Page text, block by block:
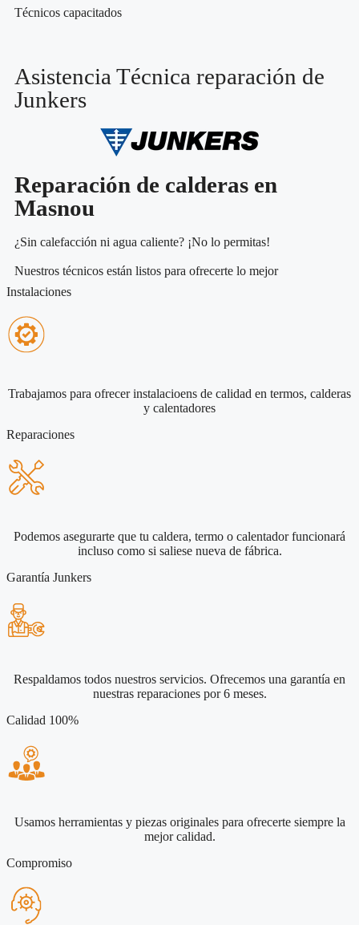
Técnicos capacitados
Asistencia Técnica reparación de
Junkers
Reparación de calderas en
Masnou
¿Sin calefacción ni agua caliente? ¡No lo permitas!
Nuestros técnicos están listos para ofrecerte lo mejor
Instalaciones
Trabajamos para ofrecer instalacioens de calidad en termos, calderas
y calentadores
Reparaciones
Podemos asegurarte que tu caldera, termo o calentador funcionará
incluso como si saliese nueva de fábrica.
Garantía Junkers
Respaldamos todos nuestros servicios. Ofrecemos una garantía en
nuestras reparaciones por 6 meses.
Calidad 100%
Usamos herramientas y piezas originales para ofrecerte siempre la
mejor calidad.
Compromiso